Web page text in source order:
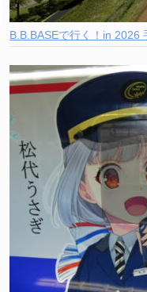
B.B.BASEで行く！in 2026